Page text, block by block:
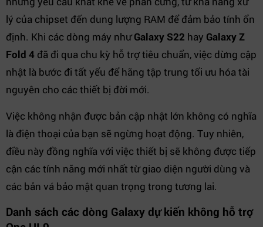
lý của chipset đến dung lượng RAM để đảm bảo tính ổn
định. Khi các dòng máy nhưGalaxy S22 hay Galaxy Z
Fold 4 đã đi qua chu kỳ hỗ trợ tiêu chuẩn, việc dừng cập
nhật là bước đi tất yếu để hãng tập trung tối ưu hóa tài
nguyên cho các thiết bị đời mới.
Việc không nhận được bản cập nhật lớn không có nghĩa
là điện thoại của bạn sẽ ngừng hoạt động. Tuy nhiên,
điều này đồng nghĩa với việc thiết bị sẽ không được tiếp
cận các tính năng mới nhất từ giao diện người dùng và
các bản vá bảo mật quan trọng trong tương lai.
Danh sách các dòng Galaxy dự kiến không hỗ trợ